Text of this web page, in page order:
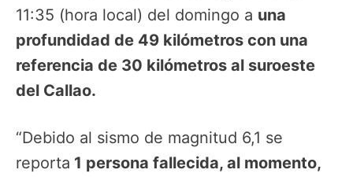
11:35 (hora local) del domingo a una
profundidad de 49 kilómetros con una
referencia de 30 kilómetros al suroeste
del Callao.
“Debido al sismo de magnitud 6,1 se
reporta 1 persona fallecida, al momento,